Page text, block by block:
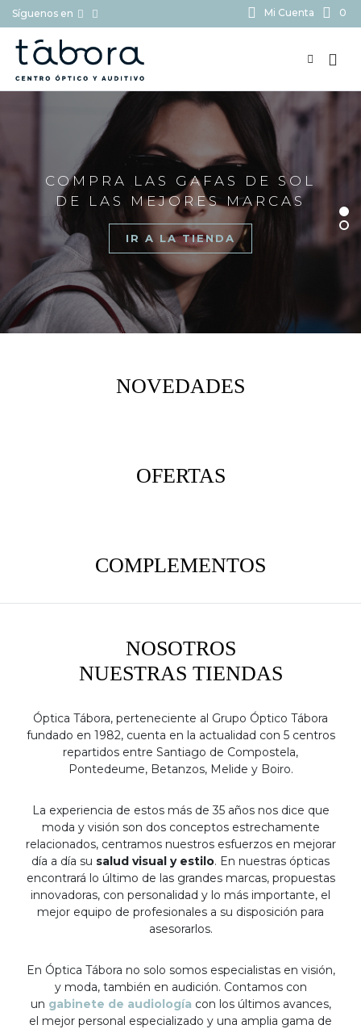
Síguenos en Mi Cuenta 0
COMPRA LAS GAFAS DE SOL
DE LAS MEJORES MARCAS
IR A LA TIENDA
NOVEDADES
OFERTAS
COMPLEMENTOS
NOSOTROS
NUESTRAS TIENDAS
Óptica Tábora, perteneciente al Grupo Óptico Tábora
fundado en 1982, cuenta en la actualidad con 5 centros
repartidos entre Santiago de Compostela,
Pontedeume, Betanzos, Melide y Boiro.
La experiencia de estos más de 35 años nos dice que
moda y visión son dos conceptos estrechamente
relacionados, centramos nuestros esfuerzos en mejorar
día a día su salud visual y estilo. En nuestras ópticas
encontrará lo último de las grandes marcas, propuestas
innovadoras, con personalidad y lo más importante, el
mejor equipo de profesionales a su disposición para
asesorarlos.
En Óptica Tábora no solo somos especialistas en visión,
y moda, también en audición. Contamos con
un gabinete de audiología con los últimos avances,
el mejor personal especializado y una amplia gama de